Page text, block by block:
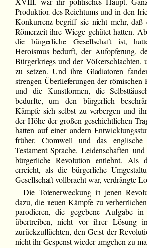
Produktion des Reichtums und in den
Konkurrenz begriff sie nicht mehr, daß
Römerzeit ihre Wiege gehütet hatten.
die bürgerliche Gesellschaft ist,
Heroismus bedurft, der Aufopferung,
Bürgerkriegs und der Völkerschlachten,
zu setzen. Und ihre Gladiatoren
strengen Überlieferungen der römischen
und die Kunstformen, die
bedurfte, um den bürgerlich
Kämpfe sich selbst zu verbergen und
der Höhe der großen geschichtlichen
hatten auf einer andern
früher, Cromwell und das
Testament Sprache, Leidenschaften
bürgerliche Revolution entlehnt. Als
erreicht, als die bürgerliche
Gesellschaft vollbracht war, verdrängte
Die Totenerweckung in jenen
dazu, die neuen Kämpfe zu
parodieren, die gegebene Aufgabe
übertreiben, nicht vor ihrer Lösung
zurückzuflüchten, den Geist der
nicht ihr Gespenst wieder umgehen zu